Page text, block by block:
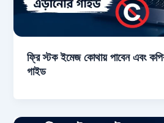
ফ্রি স্টক ইমেজ কোথায় পাবেন এবং
গাইড